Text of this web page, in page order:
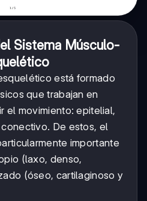
Sistema Músculo-
está formado
que trabajan en
el movimiento: epitelial,
De estos, el
importante
(laxo, denso,
(óseo, cartilaginoso y